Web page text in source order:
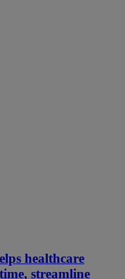
healthcare
streamline